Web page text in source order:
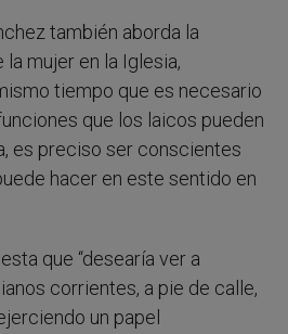
también aborda la
mujer en la Iglesia,
tiempo que es necesario
que los laicos pueden
es preciso ser conscientes
hacer en este sentido en
que “desearía ver a
corrientes, a pie de calle,
un papel